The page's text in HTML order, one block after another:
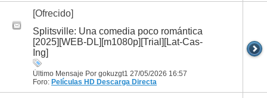
[Ofrecido]
Splitsville: Una comedia poco romántica
[2025][WEB-DL][m1080p][Trial][Lat-Cas-
Ing]
Último Mensaje Por gokuzgt1 27/05/2026 16:57
Foro: Películas HD Descarga Directa